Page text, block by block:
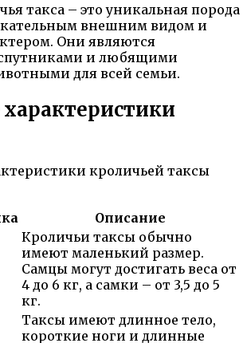
такса – это уникальная порода
внешним видом и
Они являются
и любящими
для всей семьи.
кроличьей таксы
Описание
Кроличьи таксы обычно
имеют маленький размер.
Самцы могут достигать веса от
4 до 6 кг, а самки – от 3,5 до 5
кг.
Таксы имеют длинное тело,
короткие ноги и длинные